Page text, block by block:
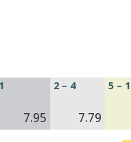
1
7.95
2 – 4
7.79
5 –